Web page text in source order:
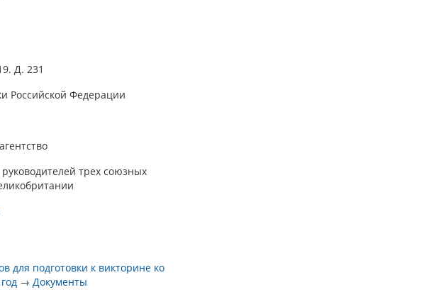
Д. 231
Российской Федерации
трех союзных
для подготовки к викторине ко
→Документы